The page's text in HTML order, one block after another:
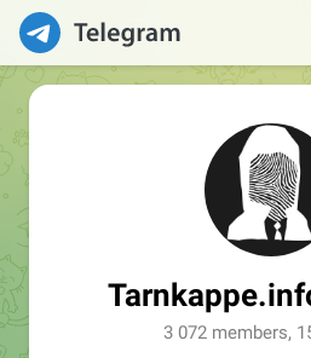
3 072 members,